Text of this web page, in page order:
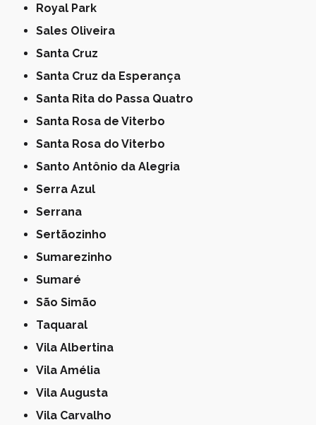
Royal Park
Sales Oliveira
Santa Cruz
Santa Cruz da Esperança
Santa Rita do Passa Quatro
Santa Rosa de Viterbo
Santa Rosa do Viterbo
Santo Antônio da Alegria
Serra Azul
Serrana
Sertãozinho
Sumarezinho
Sumaré
São Simão
Taquaral
Vila Albertina
Vila Amélia
Vila Augusta
Vila Carvalho